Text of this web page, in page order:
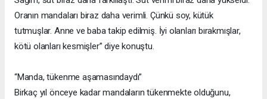
Oranın mandaları biraz daha verimli. Çünkü soy, kütük
tutmuşlar. Anne ve baba takip edilmiş. İyi olanları bırakmışlar,
kötü olanları kesmişler” diye konuştu.
“Manda, tükenme aşamasındaydı”
Birkaç yıl önceye kadar mandaların tükenmekte olduğunu,